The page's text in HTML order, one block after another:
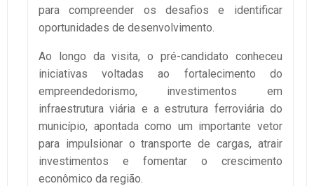
para compreender os desafios e identificar
oportunidades de desenvolvimento.
Ao longo da visita, o pré-candidato conheceu
iniciativas voltadas ao fortalecimento do
empreendedorismo, investimentos em
infraestrutura viária e a estrutura ferroviária do
município, apontada como um importante vetor
para impulsionar o transporte de cargas, atrair
investimentos e fomentar o crescimento
econômico da região.